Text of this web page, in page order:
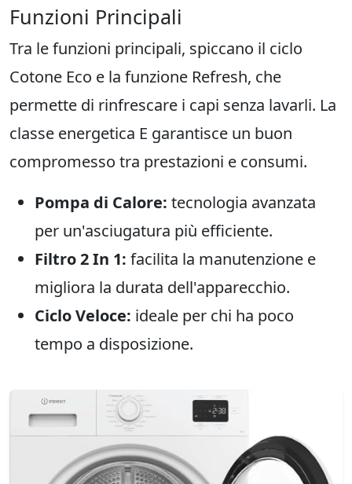
Funzioni Principali
Tra le funzioni principali, spiccano il ciclo
Cotone Eco e la funzione Refresh, che
permette di rinfrescare i capi senza lavarli. La
classe energetica E garantisce un buon
compromesso tra prestazioni e consumi.
Pompa di Calore: tecnologia avanzata
per un'asciugatura più efficiente.
Filtro 2 In 1: facilita la manutenzione e
migliora la durata dell'apparecchio.
Ciclo Veloce: ideale per chi ha poco
tempo a disposizione.